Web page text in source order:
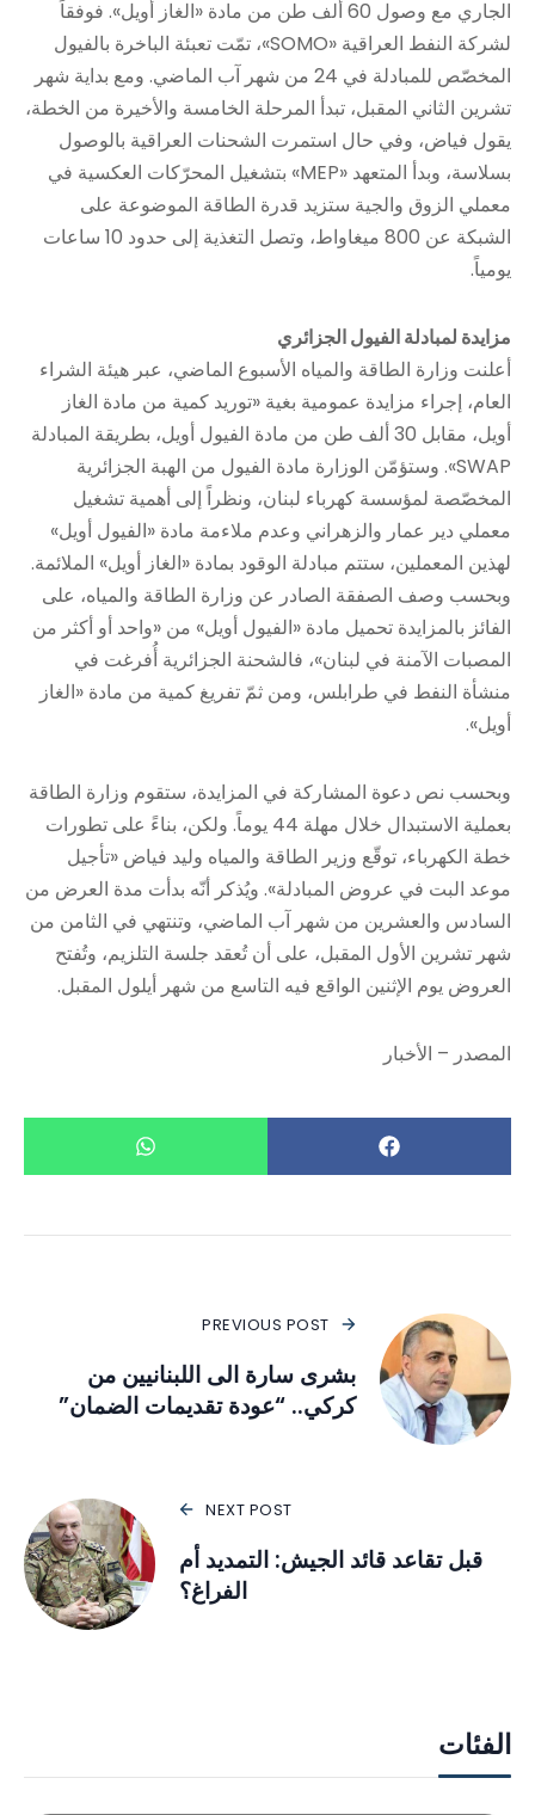
الجاري مع وصول 60 ألف طن من مادة «الغاز أويل». فوفقاً
لشركة النفط العراقية «SOMO»، تمّت تعبئة الباخرة بالفيول
المخصّص للمبادلة في 24 من شهر آب الماضي. ومع بداية شهر
تشرين الثاني المقبل، تبدأ المرحلة الخامسة والأخيرة من الخطة،
يقول فياض، وفي حال استمرت الشحنات العراقية بالوصول
بسلاسة، وبدأ المتعهد «MEP» بتشغيل المحرّكات العكسية في
معملي الزوق والجية ستزيد قدرة الطاقة الموضوعة على
الشبكة عن 800 ميغاواط، وتصل التغذية إلى حدود 10 ساعات
يومياً.
مزايدة لمبادلة الفيول الجزائري
أعلنت وزارة الطاقة والمياه الأسبوع الماضي، عبر هيئة الشراء
العام، إجراء مزايدة عمومية بغية «توريد كمية من مادة الغاز
أويل، مقابل 30 ألف طن من مادة الفيول أويل، بطريقة المبادلة
SWAP». وستؤمّن الوزارة مادة الفيول من الهبة الجزائرية
المخصّصة لمؤسسة كهرباء لبنان، ونظراً إلى أهمية تشغيل
معملي دير عمار والزهراني وعدم ملاءمة مادة «الفيول أويل»
لهذين المعملين، ستتم مبادلة الوقود بمادة «الغاز أويل» الملائمة.
وبحسب وصف الصفقة الصادر عن وزارة الطاقة والمياه، على
الفائز بالمزايدة تحميل مادة «الفيول أويل» من «واحد أو أكثر من
المصبات الآمنة في لبنان»، فالشحنة الجزائرية أُفرغت في
منشأة النفط في طرابلس، ومن ثمّ تفريغ كمية من مادة «الغاز
أويل».
وبحسب نص دعوة المشاركة في المزايدة، ستقوم وزارة الطاقة
بعملية الاستبدال خلال مهلة 44 يوماً. ولكن، بناءً على تطورات
خطة الكهرباء، توقّع وزير الطاقة والمياه وليد فياض «تأجيل
موعد البت في عروض المبادلة». ويُذكر أنّه بدأت مدة العرض من
السادس والعشرين من شهر آب الماضي، وتنتهي في الثامن من
شهر تشرين الأول المقبل، على أن تُعقد جلسة التلزيم، وتُفتح
العروض يوم الإثنين الواقع فيه التاسع من شهر أيلول المقبل.
المصدر – الأخبار
PREVIOUS POST
بشرى سارة الى اللبنانيين من
كركي.. “عودة تقديمات الضمان”
NEXT POST
قبل تقاعد قائد الجيش: التمديد أم
الفراغ؟
الفئات